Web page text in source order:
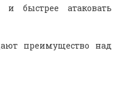
и быстрее атаковать
преимущество над